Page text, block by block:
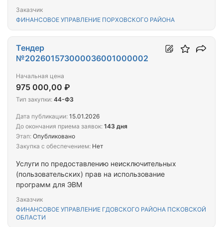
Заказчик
ФИНАНСОВОЕ УПРАВЛЕНИЕ ПОРХОВСКОГО РАЙОНА
Услуги по предоставлению неисключительных
(пользовательских) прав на использование
программ для ЭВМ
Заказчик
ФИНАНСОВОЕ УПРАВЛЕНИЕ ГДОВСКОГО РАЙОНА ПСКОВСКОЙ
ОБЛАСТИ
Тендер
№202601573000036001000002
Начальная цена
975 000,00 ₽
Тип закупки: 44-ФЗ
Дата публикации: 15.01.2026
До окончания приема заявок: 143 дня
Этап: Опубликовано
Закупка с обеспечением: Нет